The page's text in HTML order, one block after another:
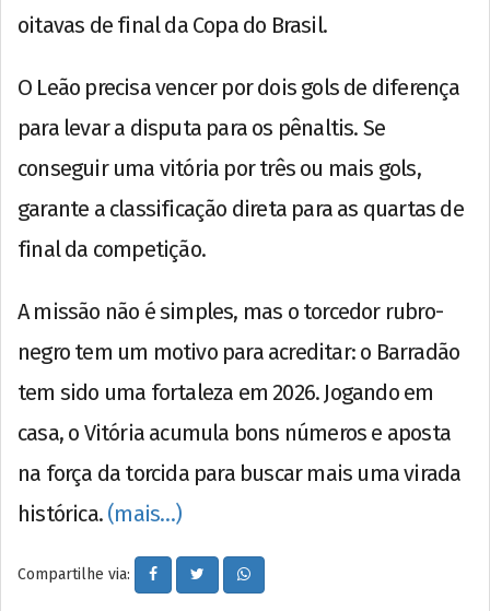
oitavas de final da Copa do Brasil.
O Leão precisa vencer por dois gols de diferença
para levar a disputa para os pênaltis. Se
conseguir uma vitória por três ou mais gols,
garante a classificação direta para as quartas de
final da competição.
A missão não é simples, mas o torcedor rubro-
negro tem um motivo para acreditar: o Barradão
tem sido uma fortaleza em 2026. Jogando em
casa, o Vitória acumula bons números e aposta
na força da torcida para buscar mais uma virada
histórica. (mais…)
Compartilhe via: